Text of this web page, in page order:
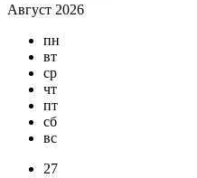
Август 2026
пн
вт
ср
чт
пт
сб
вс
27